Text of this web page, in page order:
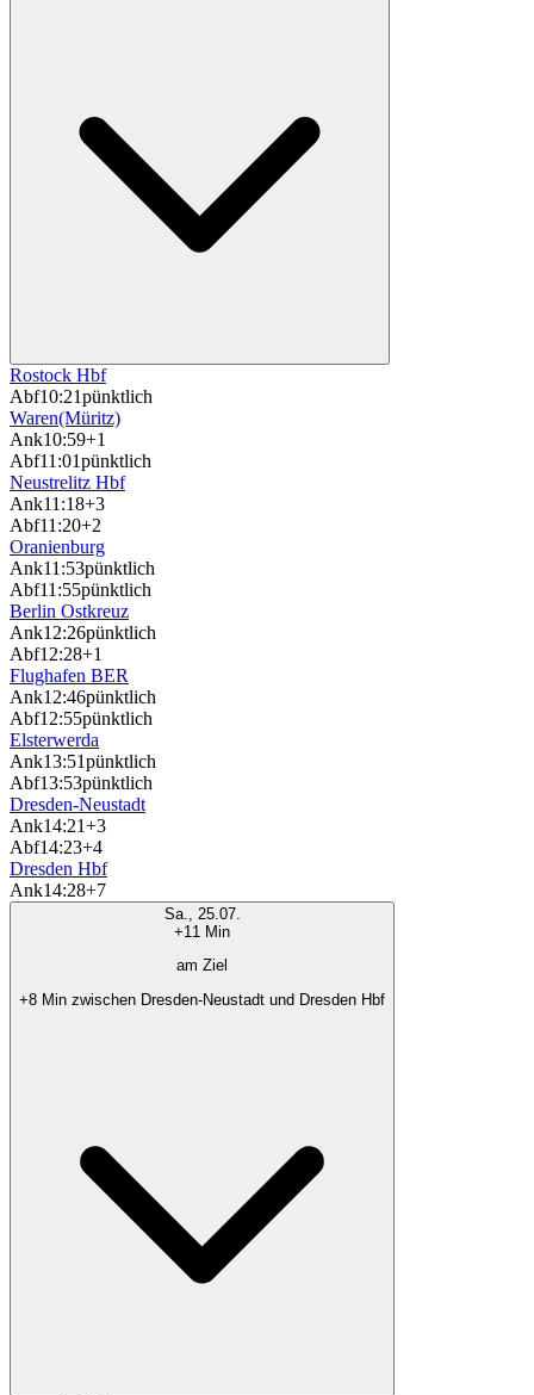
Rostock Hbf
Abf10:21pünktlich
Waren(Müritz)
Ank10:59+1
Abf11:01pünktlich
Neustrelitz Hbf
Ank11:18+3
Abf11:20+2
Oranienburg
Ank11:53pünktlich
Abf11:55pünktlich
Berlin Ostkreuz
Ank12:26pünktlich
Abf12:28+1
Flughafen BER
Ank12:46pünktlich
Abf12:55pünktlich
Elsterwerda
Ank13:51pünktlich
Abf13:53pünktlich
Dresden-Neustadt
Ank14:21+3
Abf14:23+4
Dresden Hbf
Ank14:28+7
Sa., 25.07.
+11 Min
am Ziel
+8 Min zwischen Dresden-Neustadt und Dresden Hbf